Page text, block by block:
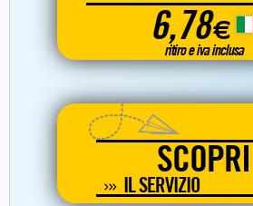
6,78€
ritiro e iva inclusa
SCOPRI
IL SERVIZIO